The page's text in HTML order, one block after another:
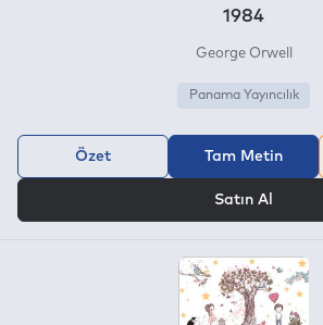
1984
George Orwell
Panama Yayıncılık
Özet Tam Metin
Satın Al